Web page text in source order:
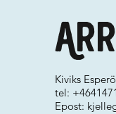
Kiviks
tel:
Epost: